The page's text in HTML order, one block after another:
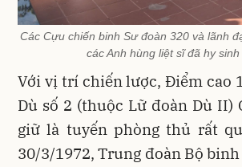
Các Cựu chiến binh Sư đoàn 320 và lãnh
các Anh hùng liệt sĩ đã hy
Với vị trí chiến lược, Điểm cao
Dù số 2 (thuộc Lữ đoàn Dù II)
giữ là tuyến phòng thủ rất
30/3/1972, Trung đoàn Bộ